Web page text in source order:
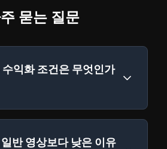
묻는 질문
익화 조건은 무엇인가
반 영상보다 낮은 이유